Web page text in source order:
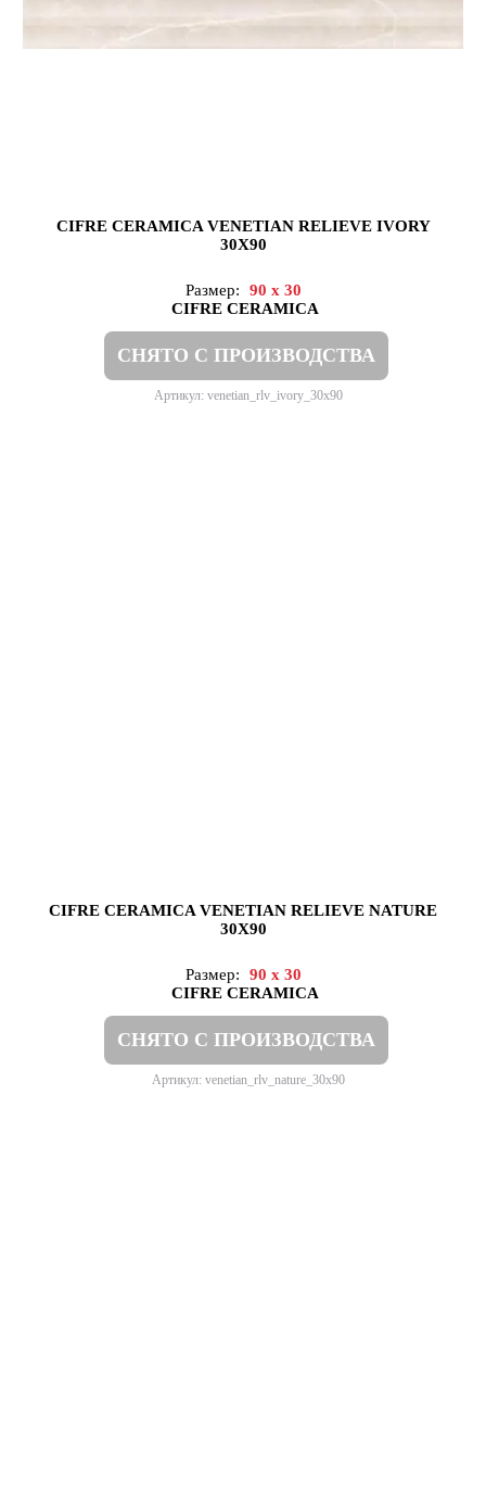
CIFRE CERAMICA VENETIAN RELIEVE IVORY
30X90
Размер:
90 x 30
CIFRE CERAMICA
СНЯТО С ПРОИЗВОДСТВА
Артикул: venetian_rlv_ivory_30x90
CIFRE CERAMICA VENETIAN RELIEVE NATURE
30X90
Размер:
90 x 30
CIFRE CERAMICA
СНЯТО С ПРОИЗВОДСТВА
Артикул: venetian_rlv_nature_30x90